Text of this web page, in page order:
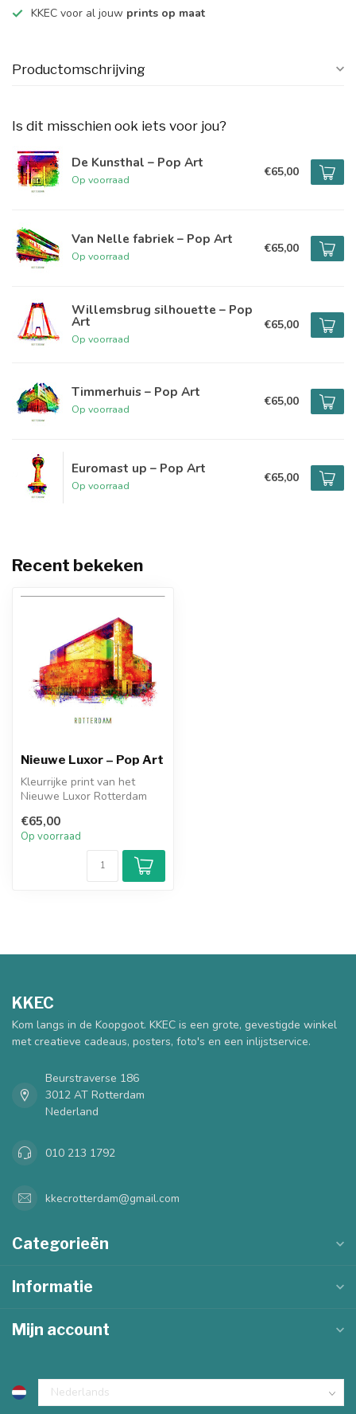
KKEC voor al jouw prints op maat
Productomschrijving
Is dit misschien ook iets voor jou?
De Kunsthal – Pop Art
Op voorraad
€65,00
Van Nelle fabriek – Pop Art
Op voorraad
€65,00
Willemsbrug silhouette – Pop
Art
Op voorraad
€65,00
Timmerhuis – Pop Art
Op voorraad
€65,00
Euromast up – Pop Art
Op voorraad
€65,00
Recent bekeken
Nieuwe Luxor – Pop Art
Kleurrijke print van het
Nieuwe Luxor Rotterdam
€65,00
Op voorraad
KKEC
Kom langs in de Koopgoot. KKEC is een grote, gevestigde winkel
met creatieve cadeaus, posters, foto's en een inlijstservice.
Beurstraverse 186
3012 AT Rotterdam
Nederland
010 213 1792
kkecrotterdam@gmail.com
Categorieën
Informatie
Mijn account